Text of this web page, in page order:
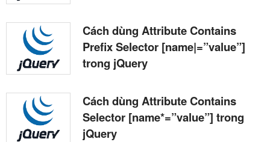
Cách dùng Attribute Contains
Prefix Selector [name|=”value”]
trong jQuery
Cách dùng Attribute Contains
Selector [name*=”value”] trong
jQuery